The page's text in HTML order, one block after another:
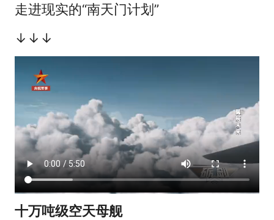
走进现实的“南天门计划”
↓↓↓
十万吨级空天母舰